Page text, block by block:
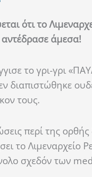
ότι το
άμεσα!
το γρι-γρι
διαπιστώθηκε
τους.
περί της
το Λιμεναρχείο
σχεδόν των